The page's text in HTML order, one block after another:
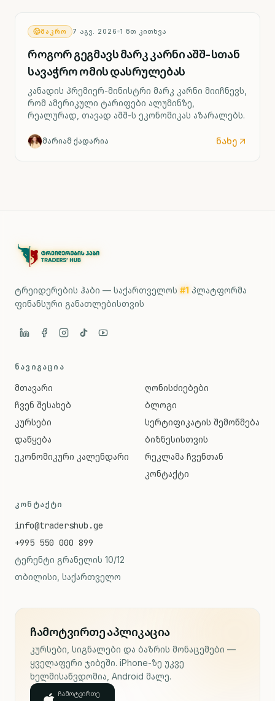
ᲛᲐᲙᲠᲝ 7 ᲐᲒᲕ. 2026 1 ᲬᲗ ᲙᲘᲗᲮᲕᲐ
როგორ გეგმავს მარკ კარნი აშშ-სთან
სავაჭრო ომის დასრულებას
კანადის პრემიერ-მინისტრი მარკ კარნი მიიჩნევს,
რომ ამერიკული ტარიფები ალუმინზე,
რეალურად, თავად აშშ-ს ეკონომიკას აზარალებს.
მარიამ ქადარია ნახე
ტრეიდერების ჰაბი — საქართველოს #1 პლატფორმა
ფინანსური განათლებისთვის
ᲜᲐᲕᲘᲒᲐᲪᲘᲐ
მთავარი
ჩვენ შესახებ
კურსები
დაწყება
ეკონომიკური კალენდარი
ღონისძიებები
ბლოგი
სერტიფიკატის შემოწმება
ბიზნესისთვის
რეკლამა ჩვენთან
კონტაქტი
ᲙᲝᲜᲢᲐᲥᲢᲘ
info@tradershub.ge
+995 550 000 899
ტერენტი გრანელის 10/12
თბილისი, საქართველო
ჩამოტვირთე აპლიკაცია
კურსები, სიგნალები და ბაზრის მონაცემები —
ყველაფერი ჯიბეში. iPhone-ზე უკვე
ხელმისაწვდომია, Android მალე.
ჩამოტვირთე